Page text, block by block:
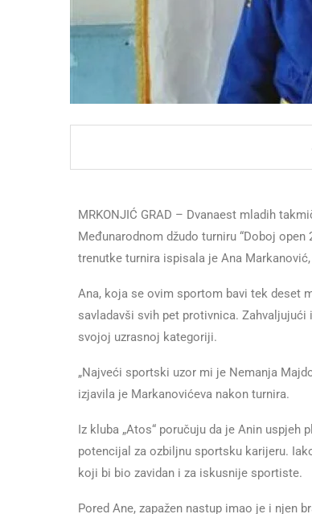
MRKONJIĆ GRAD – Dvanaest mladih
Međunarodnom džudo turniru “Doboj
trenutke turnira ispisala je Ana
Ana, koja se ovim sportom bavi tek deset
savladavši svih pet protivnica.
svojoj uzrasnoj kategoriji.
„Najveći sportski uzor mi je Nemanja
izjavila je Markanovićeva nakon turnira.
Iz kluba „Atos“ poručuju da je Anin uspjeh
potencijal za ozbiljnu sportsku karijeru.
koji bi bio zavidan i za iskusnije sportiste.
Pored Ane, zapažen nastup imao je i njen